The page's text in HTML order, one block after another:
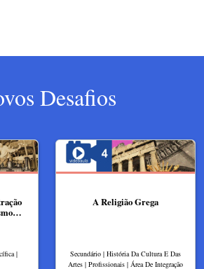
Desafios
|
A Religião Grega
Secundário | História Da Cultura E Das
Artes | Profissionais | Área De Integração